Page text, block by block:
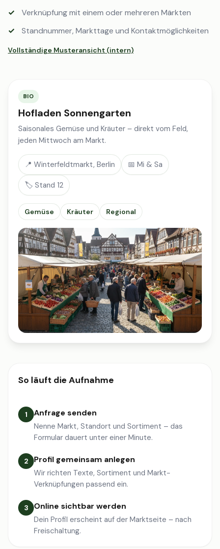
Verknüpfung mit einem oder mehreren Märkten
Standnummer, Markttage und Kontaktmöglichkeiten
Vollständige Musteransicht (intern)
BIO
Hofladen Sonnengarten
Saisonales Gemüse und Kräuter – direkt vom Feld,
jeden Mittwoch am Markt.
📍 Winterfeldtmarkt, Berlin 📅 Mi & Sa
🏷️ Stand 12
Gemüse Kräuter Regional
So läuft die Aufnahme
1 Anfrage senden
Nenne Markt, Standort und Sortiment – das
Formular dauert unter einer Minute.
2 Profil gemeinsam anlegen
Wir richten Texte, Sortiment und Markt-
Verknüpfungen passend ein.
3 Online sichtbar werden
Dein Profil erscheint auf der Marktseite – nach
Freischaltung.